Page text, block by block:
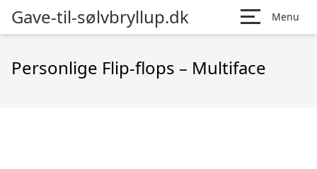
Gave-til-sølvbryllup.dk Menu
Personlige Flip-flops – Multiface